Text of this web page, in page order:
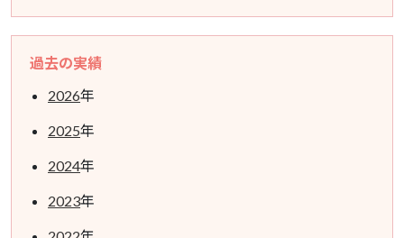
過去の実績
2026年
2025年
2024年
2023年